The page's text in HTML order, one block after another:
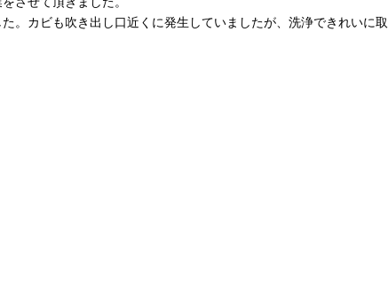
カビも吹き出し口近くに発生していましたが、洗浄できれいに取